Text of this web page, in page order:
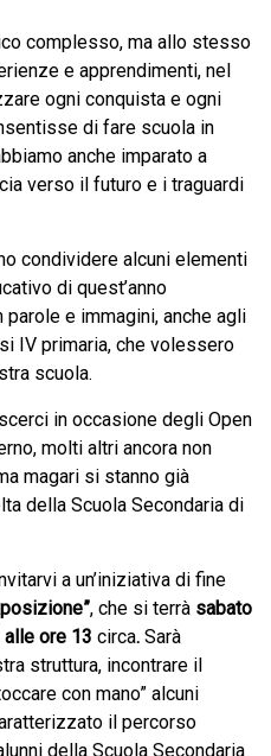
complesso, ma allo stesso
e apprendimenti, nel
ogni conquista e ogni
di fare scuola in
anche imparato a
verso il futuro e i traguardi
condividere alcuni elementi
di quest’anno
parole e immagini, anche agli
IV primaria, che volessero
scuola.
in occasione degli Open
molti altri ancora non
magari si stanno già
della Scuola Secondaria di
a un’iniziativa di fine
, che si terrà sabato
ore 13 circa. Sarà
struttura, incontrare il
con mano” alcuni
il percorso
della Scuola Secondaria